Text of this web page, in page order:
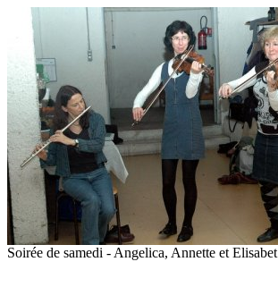
Soirée de samedi - Angelica, Annette et Elisabet